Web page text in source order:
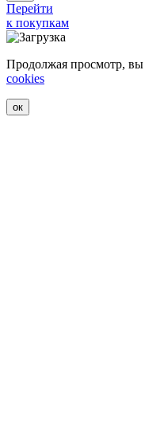
Перейти
к покупкам
Продолжая просмотр, вы
cookies
ок